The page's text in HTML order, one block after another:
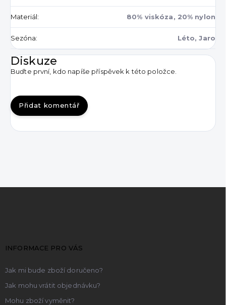
Materiál: 80% viskóza, 20% nylon
Sezóna: Léto, Jaro
Diskuze
Buďte první, kdo napíše příspěvek k této položce.
Přidat komentář
INFORMACE PRO VÁS
Jak mi bude zboží doručeno?
Jak mohu vrátit objednávku?
Mohu zboží vyměnit?